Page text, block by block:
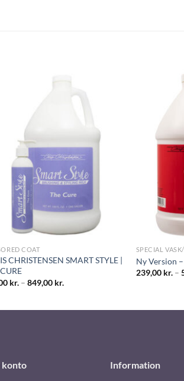
COAT
CHRISTENSEN SMART STYLE |
kr.– 849,00 kr.
SPECIAL
Ny Version
239,00 kr.–
konto Information